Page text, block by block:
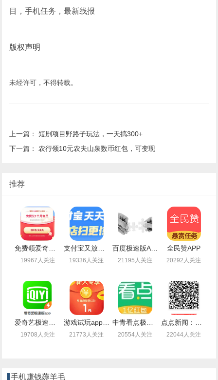
目，手机任务，最新线报
版权声明
未经许可，不得转载。
上一篇：短剧项目野路子玩法，一天搞300+
下一篇： 农行领10元农夫山泉数币红包，可变现
推荐
19967人关注
支付宝又放水了免费领取最高99元通用红包
19336人关注
百度极速版APP新老用户登录领取1-14.4元现金红包
21195人关注
全民赞APP
20292人关注
19708人关注
游戏试玩app闲时联盟：注册送1.4元现金，可提现支付宝
21773人关注 20554人关注 22044人关注
手机赚钱薅羊毛